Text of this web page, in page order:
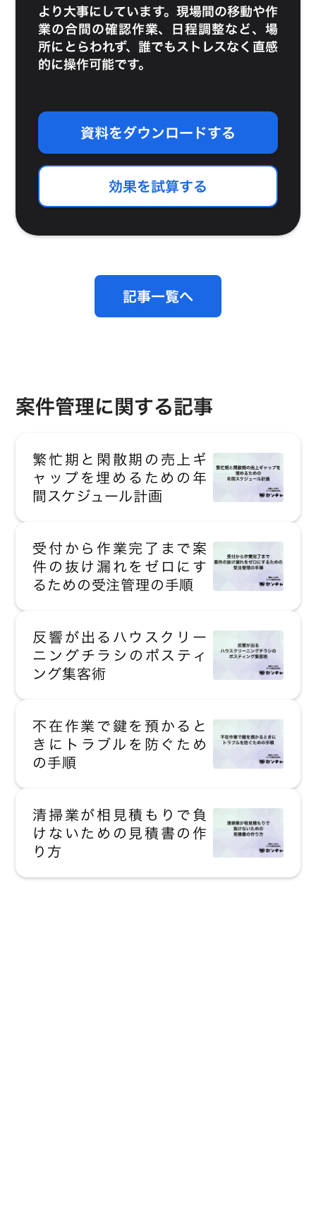
より大事にしています。現場間の移動や作
業の合間の確認作業、日程調整など、場
所にとらわれず、誰でもストレスなく直感
的に操作可能です。
資料をダウンロードする
効果を試算する
記事一覧へ
案件管理に関する記事
繁忙期と閑散期の売上ギ
ャップを埋めるための年
間スケジュール計画
受付から作業完了まで案
件の抜け漏れをゼロにす
るための受注管理の手順
反響が出るハウスクリー
ニングチラシのポスティ
ング集客術
不在作業で鍵を預かると
きにトラブルを防ぐため
の手順
清掃業が相見積もりで負
けないための見積書の作
り方